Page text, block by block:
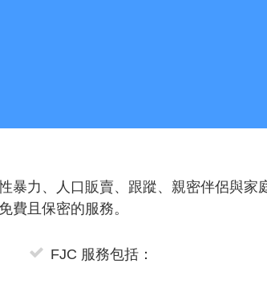
暴力、人口販賣、跟蹤、親密伴侶與家
免費且保密的服務。
FJC 服務包括：